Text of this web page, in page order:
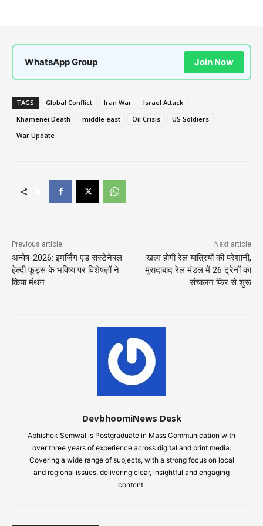
WhatsApp Group Join Now
TAGS Global Conflict Iran War
Israel Attack
Khamenei Death
middle east Oil Crisis
US Soldiers
War Update
Previous article
अन्वेष-2026: इमर्जिंग एंड सस्टेनेबल
हेल्दी फूड्स के भविष्य पर विशेषज्ञों ने
किया मंथन
Next article
खत्म होगी रेल यात्रियों की परेशानी,
मुरादाबाद रेल मंडल में 26 ट्रेनों का
संचालन फिर से शुरू
DevbhoomiNews Desk
Abhishek Semwal is Postgraduate in Mass Communication with
over three years of experience across digital and print media.
Covering a wide range of subjects, with a strong focus on local
and regional issues, delivering clear, insightful and engaging
content.